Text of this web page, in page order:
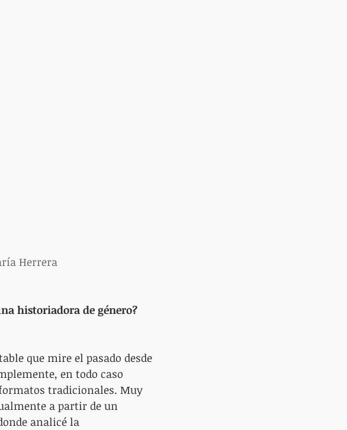
Herrera
historiadora de género?
que mire el pasado desde
en todo caso
tradicionales. Muy
a partir de un
analicé la